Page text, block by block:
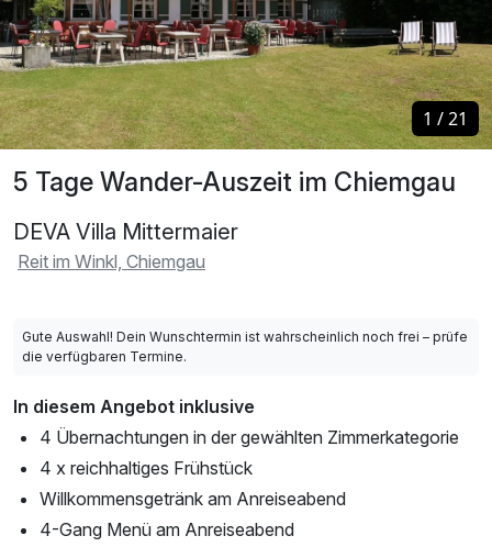
5 Tage Wander-Auszeit im Chiemgau
DEVA Villa Mittermaier
Reit im Winkl, Chiemgau
1 /21
1 /21
Gute Auswahl! Dein Wunschtermin ist wahrscheinlich noch frei – prüfe
die verfügbaren Termine.
In diesem Angebot inklusive
4 Übernachtungen in der gewählten Zimmerkategorie
4 x reichhaltiges Frühstück
Willkommensgetränk am Anreiseabend
4-Gang Menü am Anreiseabend